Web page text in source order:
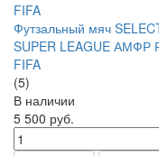
Футзальный мяч
SUPER LEAGUE АМФР
FIFA
(5)
В наличии
5 500 руб.